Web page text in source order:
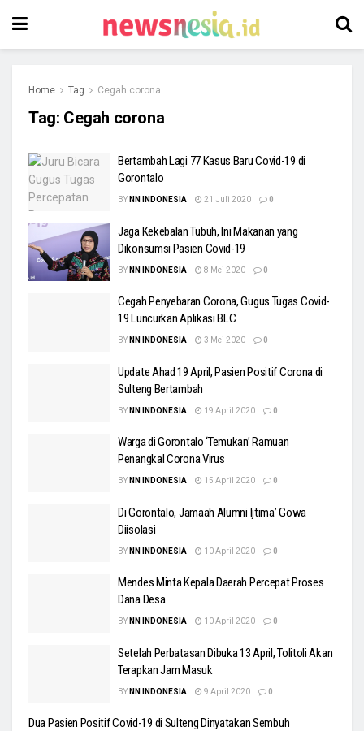
Home Tag Cegah corona
Tag: Cegah corona
Bertambah Lagi 77 Kasus Baru Covid-19 di
Gorontalo
BY NN INDONESIA 21 Juli 2020 0
Jaga Kekebalan Tubuh, Ini Makanan yang
Dikonsumsi Pasien Covid-19
BY NN INDONESIA 8 Mei 2020 0
Cegah Penyebaran Corona, Gugus Tugas Covid-
19 Luncurkan Aplikasi BLC
BY NN INDONESIA 3 Mei 2020 0
Update Ahad 19 April, Pasien Positif Corona di
Sulteng Bertambah
BY NN INDONESIA 19 April 2020 0
Warga di Gorontalo ‘Temukan’ Ramuan
Penangkal Corona Virus
BY NN INDONESIA 15 April 2020 0
Di Gorontalo, Jamaah Alumni Ijtima’ Gowa
Diisolasi
BY NN INDONESIA 10 April 2020 0
Mendes Minta Kepala Daerah Percepat Proses
Dana Desa
BY NN INDONESIA 10 April 2020 0
Setelah Perbatasan Dibuka 13 April, Tolitoli Akan
Terapkan Jam Masuk
BY NN INDONESIA 9 April 2020 0
Dua Pasien Positif Covid-19 di Sulteng Dinyatakan Sembuh